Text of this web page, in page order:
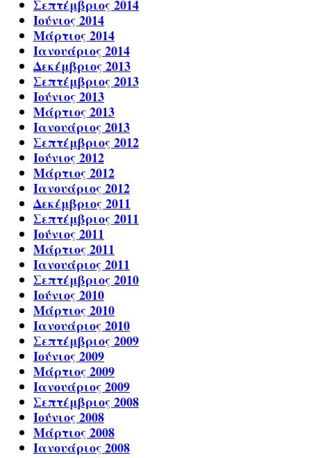
Σεπτέμβριος 2014
Ιούνιος 2014
Μάρτιος 2014
Ιανουάριος 2014
Δεκέμβριος 2013
Σεπτέμβριος 2013
Ιούνιος 2013
Μάρτιος 2013
Ιανουάριος 2013
Σεπτέμβριος 2012
Ιούνιος 2012
Μάρτιος 2012
Ιανουάριος 2012
Δεκέμβριος 2011
Σεπτέμβριος 2011
Ιούνιος 2011
Μάρτιος 2011
Ιανουάριος 2011
Σεπτέμβριος 2010
Ιούνιος 2010
Μάρτιος 2010
Ιανουάριος 2010
Σεπτέμβριος 2009
Ιούνιος 2009
Μάρτιος 2009
Ιανουάριος 2009
Σεπτέμβριος 2008
Ιούνιος 2008
Μάρτιος 2008
Ιανουάριος 2008